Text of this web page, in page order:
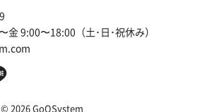
金 9:00〜18:00（土･日･祝休み）
© 2026 GoQSystem